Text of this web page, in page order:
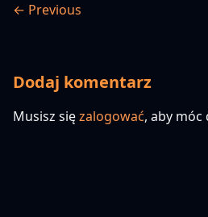
← Previous
Dodaj komentarz
Musisz sięzalogować, aby